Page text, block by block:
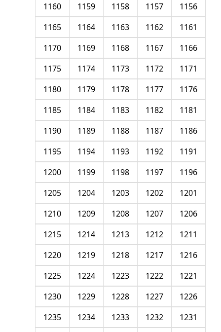
1156
1157
1158
1159
1160
1161
1162
1163
1164
1165
1166
1167
1168
1169
1170
1171
1172
1173
1174
1175
1176
1177
1178
1179
1180
1181
1182
1183
1184
1185
1186
1187
1188
1189
1190
1191
1192
1193
1194
1195
1196
1197
1198
1199
1200
1201
1202
1203
1204
1205
1206
1207
1208
1209
1210
1211
1212
1213
1214
1215
1216
1217
1218
1219
1220
1221
1222
1223
1224
1225
1226
1227
1228
1229
1230
1231
1232
1233
1234
1235